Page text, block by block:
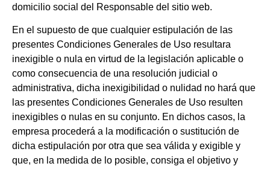
domicilio social del Responsable del sitio web.
En el supuesto de que cualquier estipulación de las
presentes Condiciones Generales de Uso resultara
inexigible o nula en virtud de la legislación aplicable o
como consecuencia de una resolución judicial o
administrativa, dicha inexigibilidad o nulidad no hará que
las presentes Condiciones Generales de Uso resulten
inexigibles o nulas en su conjunto. En dichos casos, la
empresa procederá a la modificación o sustitución de
dicha estipulación por otra que sea válida y exigible y
que, en la medida de lo posible, consiga el objetivo y